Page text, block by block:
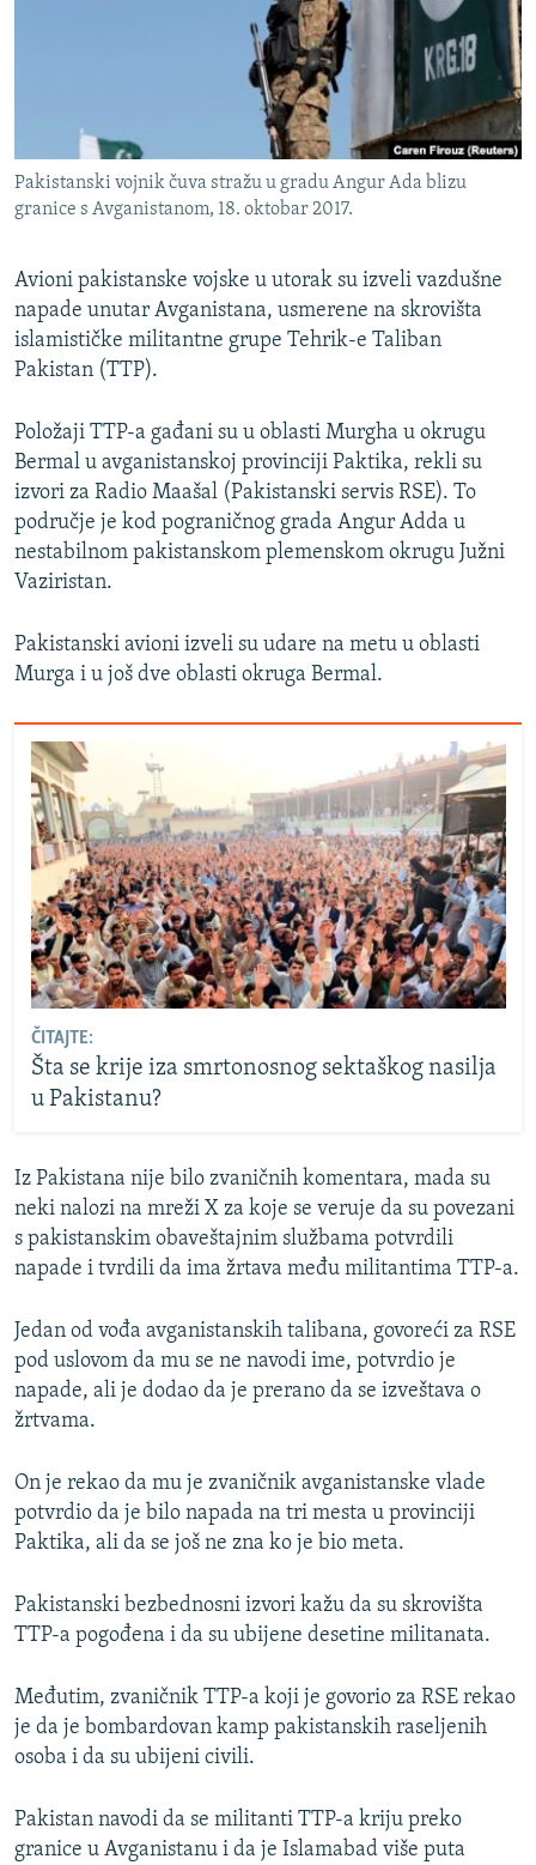
VIŠE OD NASLOVA
GENOCID U SREBRENICI
TV LIBERTY
POST SCRIPTUM
MOJA EVROPA
SVE KARTE DEJTONA
NASTANAK I RASPAD JUGOSLAVIJE
PRATITE NAS
Sve RFE/RL stranice
Pakistanski vojnik čuva stražu u gradu Angur Ada blizu
granice s Avganistanom, 18. oktobar 2017.
Avioni pakistanske vojske u utorak su izveli vazdušne
napade unutar Avganistana, usmerene na skrovišta
islamističke militantne grupe Tehrik-e Taliban
Pakistan (TTP).
Položaji TTP-a gađani su u oblasti Murgha u okrugu
Bermal u avganistanskoj provinciji Paktika, rekli su
izvori za Radio Maašal (Pakistanski servis RSE). To
područje je kod pograničnog grada Angur Adda u
nestabilnom pakistanskom plemenskom okrugu Južni
Vaziristan.
Pakistanski avioni izveli su udare na metu u oblasti
Murga i u još dve oblasti okruga Bermal.
ČITAJTE:
Šta se krije iza smrtonosnog sektaškog nasilja
u Pakistanu?
Iz Pakistana nije bilo zvaničnih komentara, mada su
neki nalozi na mreži X za koje se veruje da su povezani
s pakistanskim obaveštajnim službama potvrdili
napade i tvrdili da ima žrtava među militantima TTP-a.
Jedan od vođa avganistanskih talibana, govoreći za RSE
pod uslovom da mu se ne navodi ime, potvrdio je
napade, ali je dodao da je prerano da se izveštava o
žrtvama.
On je rekao da mu je zvaničnik avganistanske vlade
potvrdio da je bilo napada na tri mesta u provinciji
Paktika, ali da se još ne zna ko je bio meta.
Pakistanski bezbednosni izvori kažu da su skrovišta
TTP-a pogođena i da su ubijene desetine militanata.
Međutim, zvaničnik TTP-a koji je govorio za RSE rekao
je da je bombardovan kamp pakistanskih raseljenih
osoba i da su ubijeni civili.
Pakistan navodi da se militanti TTP-a kriju preko
granice u Avganistanu i da je Islamabad više puta